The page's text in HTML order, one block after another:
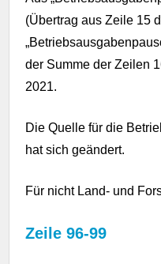
(Übertrag aus Zeile 15
der Summe der Zeilen
2021.
Die Quelle für die
hat sich geändert.
Für nicht Land- und
Zeile 96-99